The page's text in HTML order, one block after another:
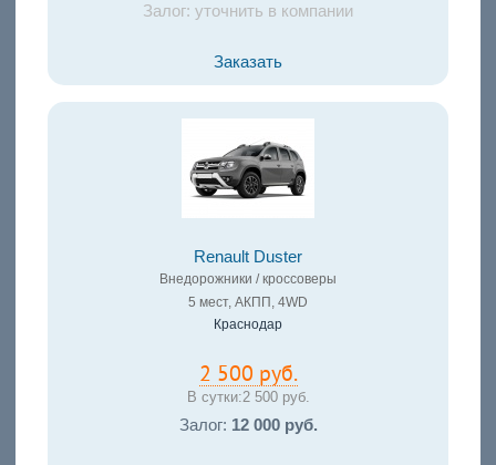
Залог: уточнить в компании
Заказать
Renault Duster
Внедорожники / кроссоверы
5 мест, АКПП, 4WD
Краснодар
2 500 руб.
В сутки:2 500 руб.
Залог: 12 000 руб.